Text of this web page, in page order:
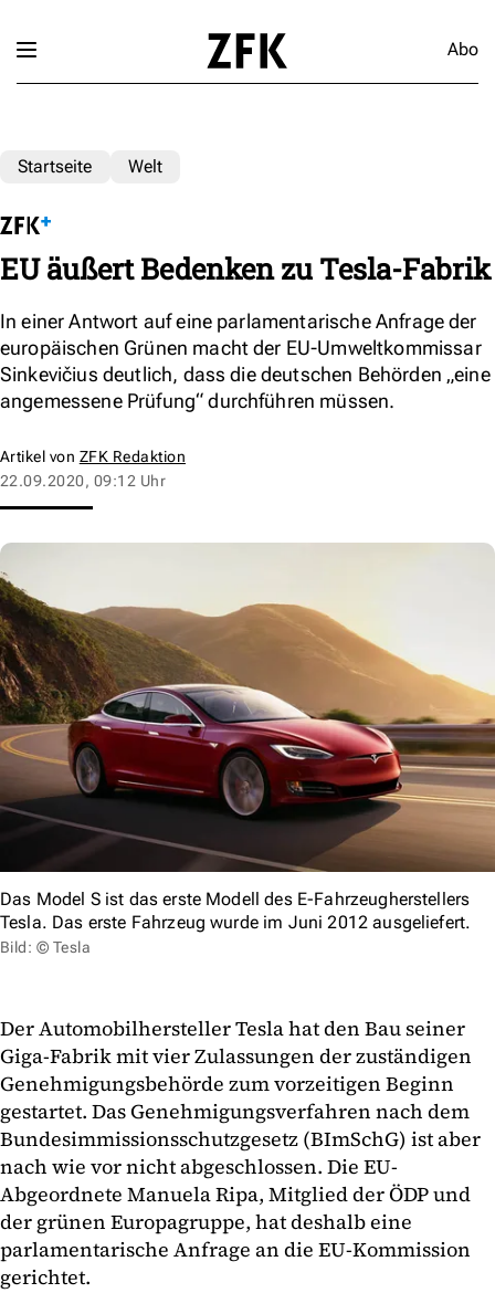
Abo
Startseite Welt
EU äußert Bedenken zu Tesla-Fabrik
In einer Antwort auf eine parlamentarische Anfrage der
europäischen Grünen macht der EU-Umweltkommissar
Sinkevičius deutlich, dass die deutschen Behörden „eine
angemessene Prüfung“ durchführen müssen.
Artikel von ZFK Redaktion
22.09.2020, 09:12 Uhr
Das Model S ist das erste Modell des E-Fahrzeugherstellers
Tesla. Das erste Fahrzeug wurde im Juni 2012 ausgeliefert.
Bild: © Tesla
Der Automobilhersteller Tesla hat den Bau seiner
Giga-Fabrik mit vier Zulassungen der zuständigen
Genehmigungsbehörde zum vorzeitigen Beginn
gestartet. Das Genehmigungsverfahren nach dem
Bundesimmissionsschutzgesetz (BImSchG) ist aber
nach wie vor nicht abgeschlossen. Die EU-
Abgeordnete Manuela Ripa, Mitglied der ÖDP und
der grünen Europagruppe, hat deshalb eine
parlamentarische Anfrage an die EU-Kommission
gerichtet.